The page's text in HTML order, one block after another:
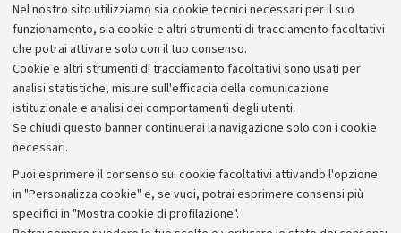
Nel nostro sito utilizziamo sia cookie tecnici necessari per il suo
funzionamento, sia cookie e altri strumenti di tracciamento facoltativi
che potrai attivare solo con il tuo consenso.
Cookie e altri strumenti di tracciamento facoltativi sono usati per
analisi statistiche, misure sull'efficacia della comunicazione
istituzionale e analisi dei comportamenti degli utenti.
Se chiudi questo banner continuerai la navigazione solo con i cookie
necessari.
Puoi esprimere il consenso sui cookie facoltativi attivando l'opzione
in "Personalizza cookie" e, se vuoi, potrai esprimere consensi più
specifici in "Mostra cookie di profilazione".
Autore: Viviana Sarti
Archivio
Comunicati stampa